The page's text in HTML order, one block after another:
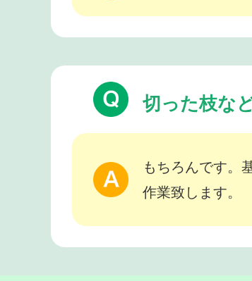
切った枝な
もちろんです。
作業致します。